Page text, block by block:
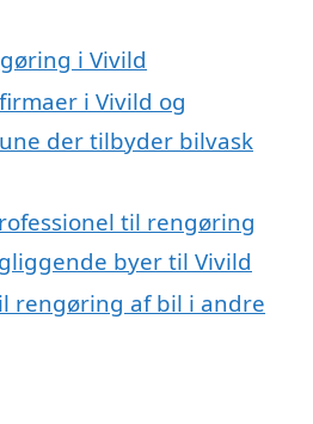
i Vivild
i Vivild og
der tilbyder bilvask
til rengøring
byer til Vivild
rengøring af bil i andre